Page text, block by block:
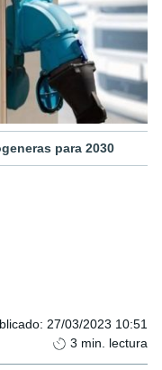
para 2030
: 27/03/2023 10:51
3 min. lectura